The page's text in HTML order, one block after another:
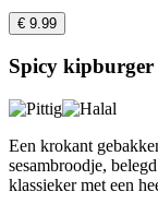
€ 9.99
Spicy kipburger
Een krokant
sesambroodje,
klassieker met een